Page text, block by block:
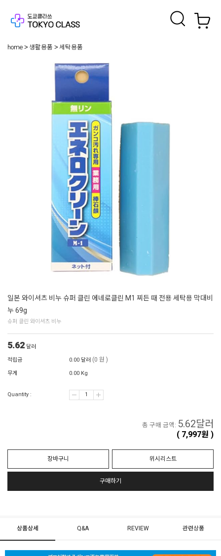
home 생활용품 세탁용품
일본 와이셔츠 비누 슈퍼 클린 에네로클린 M1 찌든 때 전용 세탁용 막대비
누 69g
슈퍼 클린 와이셔츠 비누
5.62 달러
적립금
0.00 달러 (0 원 )
무게 0.00 Kg
Quantity :
총 구매 금액: 5.62달러
( 7,997원 )
장바구니 위시리스트
구매하기
상품상세 Q&A REVIEW 관련상품